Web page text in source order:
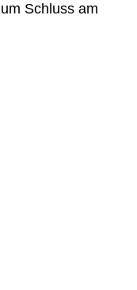
Schluss am